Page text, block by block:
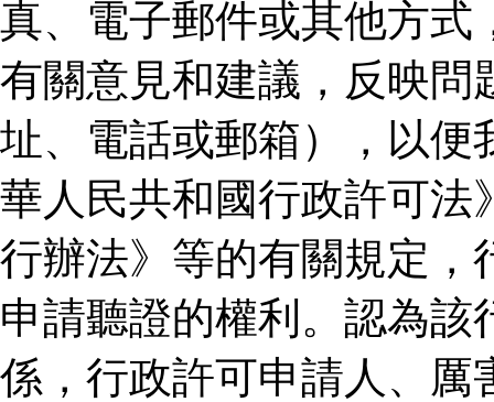
真、電子郵件或其他方式
有關意見和建議，反映問
址、電話或郵箱），以便
華人民共和國行政許可法
行辦法》等的有關規定，
申請聽證的權利。認為
係，行政許可申請人、厲